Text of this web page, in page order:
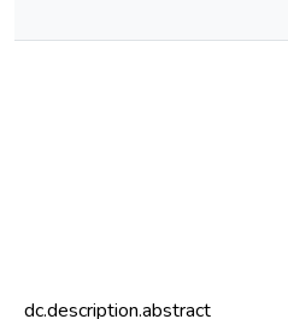
dc.description.abstract